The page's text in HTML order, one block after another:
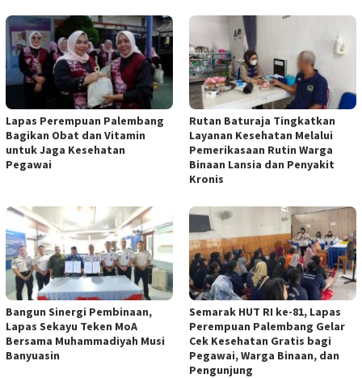
Lapas Perempuan Palembang
Bagikan Obat dan Vitamin
untuk Jaga Kesehatan
Pegawai
Rutan Baturaja Tingkatkan
Layanan Kesehatan Melalui
Pemerikasaan Rutin Warga
Binaan Lansia dan Penyakit
Kronis
Bangun Sinergi Pembinaan,
Lapas Sekayu Teken MoA
Bersama Muhammadiyah Musi
Banyuasin
Semarak HUT RI ke-81, Lapas
Perempuan Palembang Gelar
Cek Kesehatan Gratis bagi
Pegawai, Warga Binaan, dan
Pengunjung